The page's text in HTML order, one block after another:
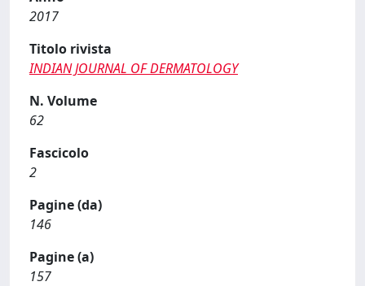
2017
Titolo rivista
INDIAN JOURNAL OF DERMATOLOGY
N. Volume
62
Fascicolo
2
Pagine (da)
146
Pagine (a)
157